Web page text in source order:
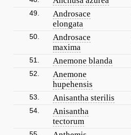
49.
Androsace
elongata
50.
Androsace
maxima
51. Anemone blanda
52.
Anemone
hupehensis
53. Anisantha sterilis
54.
Anisantha
tectorum